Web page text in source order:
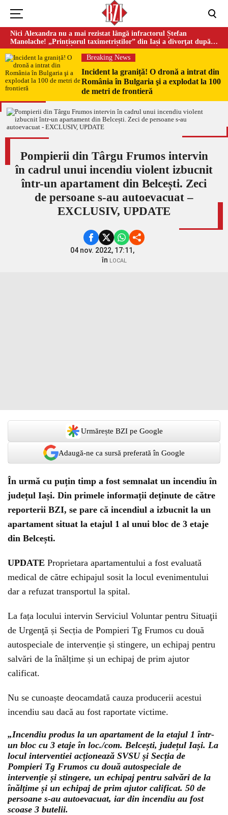
Nici Alexandra nu a mai rezistat lângă infractorul Ștefan
Manolache! „Prințișorul taximetriștilor” din Iași a divorţat după
doi ani de căsnicie
Breaking News
Incident la graniță! O dronă a intrat din
România în Bulgaria şi a explodat la 100
de metri de frontieră
Pompierii din Târgu Frumos intervin
în cadrul unui incendiu violent izbucnit
într-un apartament din Belcești. Zeci
de persoane s-au autoevacuat –
EXCLUSIV, UPDATE
04 nov. 2022, 17:11,
în LOCAL
Urmărește BZI pe Google
Adaugă-ne ca sursă preferată în Google
În urmă cu puțin timp a fost semnalat un incendiu în
județul Iași. Din primele informații deținute de către
reporterii BZI, se pare că incendiul a izbucnit la un
apartament situat la etajul 1 al unui bloc de 3 etaje
din Belcești.
UPDATE Proprietara apartamentului a fost evaluată
medical de către echipajul sosit la locul evenimentului
dar a refuzat transportul la spital.
La fața locului intervin Serviciul Voluntar pentru Situaţii
de Urgenţă și Secția de Pompieri Tg Frumos cu două
autospeciale de intervenție și stingere, un echipaj pentru
salvări de la înălțime și un echipaj de prim ajutor
calificat.
Nu se cunoaște deocamdată cauza producerii acestui
incendiu sau dacă au fost raportate victime.
„Incendiu produs la un apartament de la etajul 1 într-
un bloc cu 3 etaje în loc./com. Belcești, județul Iași. La
locul interventiei acționează SVSU și Secția de
Pompieri Tg Frumos cu două autospeciale de
intervenție și stingere, un echipaj pentru salvări de la
înălțime și un echipaj de prim ajutor calificat. 50 de
persoane s-au autoevacuat, iar din incendiu au fost
scoase 3 butelii.